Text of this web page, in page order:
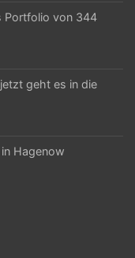
Portfolio von 344
geht es in die
Hagenow